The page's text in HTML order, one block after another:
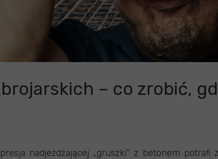
– co zrobić,
nadjeżdżającej „gruszki” z betonem